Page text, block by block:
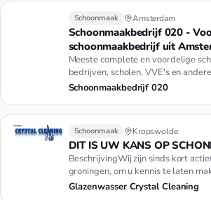
Schoonmaak Amsterdam
Schoonmaakbedrijf 020 -
schoonmaakbedrijf uit
Meeste complete en voordelige
bedrijven, scholen, VVE's en
Amsterda…
Schoonmaakbedrijf 020
Schoonmaak Kropswolde
DIT IS UW KANS OP
BeschrijvingWij zijn sinds kort
groningen, om u kennis te laten
Cleaning …
Glazenwasser Crystal Cleaning